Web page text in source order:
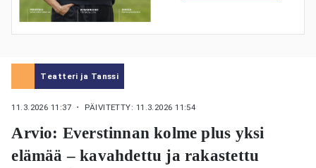
Teatteri ja Tanssi
11.3.2026 11:37 ・ PÄIVITETTY: 11.3.2026 11:54
Arvio: Everstinnan kolme plus yksi
elämää – kavahdettu ja rakastettu